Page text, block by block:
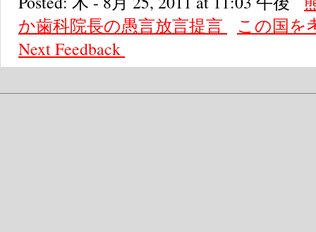
か歯科院長の愚言放言提言
この国を
NextFeedback